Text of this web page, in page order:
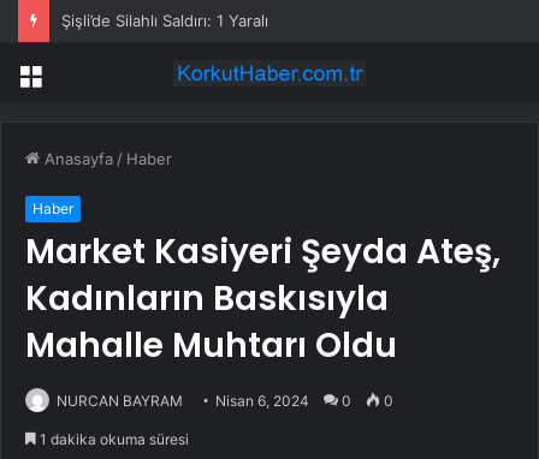
Şişli’de Silahlı Saldırı: 1 Yaralı
Menü
Anasayfa / Haber
Haber
Market Kasiyeri Şeyda Ateş,
Kadınların Baskısıyla
Mahalle Muhtarı Oldu
NURCAN BAYRAM Nisan 6, 2024 0 0
1 dakika okuma süresi